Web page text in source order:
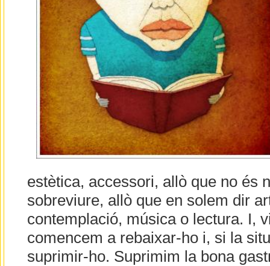
estètica, accessori, allò que no és
sobreviure, allò que en solem dir
contemplació, música o lectura. I,
comencem a rebaixar-ho i, si la
suprimir-ho. Suprimim la bona